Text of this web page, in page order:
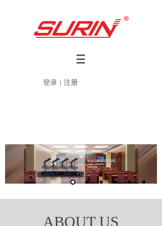
登录 注册
ABOUT US